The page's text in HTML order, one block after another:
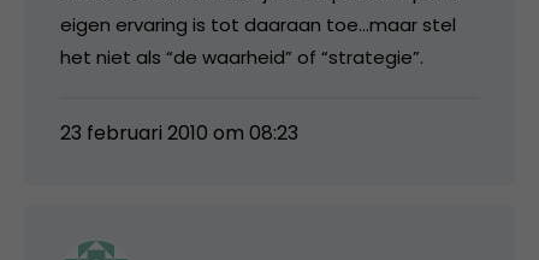
eigen ervaring is tot daaraan toe…maar stel
het niet als “de waarheid” of “strategie”.
23 februari 2010 om 08:23